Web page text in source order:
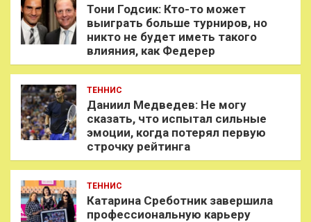
Тони Годсик: Кто-то может
выиграть больше турниров, но
никто не будет иметь такого
влияния, как Федерер
ТЕННИС
Даниил Медведев: Не могу
сказать, что испытал сильные
эмоции, когда потерял первую
строчку рейтинга
ТЕННИС
Катарина Среботник завершила
профессиональную карьеру